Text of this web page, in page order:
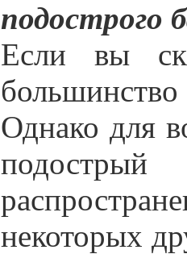
подострого
Если вы
Однако для
некоторых